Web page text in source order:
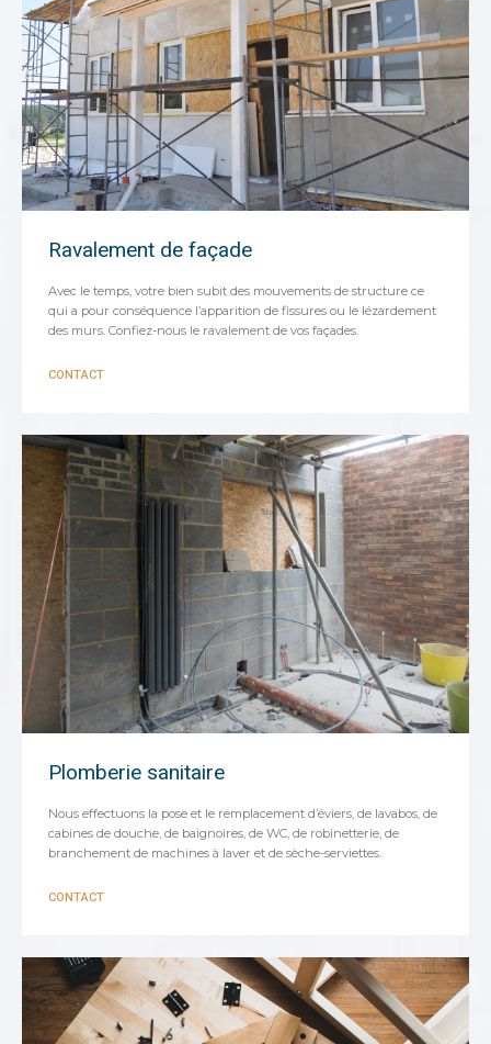
Ravalement de façade
Avec le temps, votre bien subit des mouvements de structure ce
qui a pour conséquence l’apparition de fissures ou le lézardement
des murs. Confiez-nous le ravalement de vos façades.
CONTACT
Plomberie sanitaire
Nous effectuons la pose et le remplacement d’éviers, de lavabos, de
cabines de douche, de baignoires, de WC, de robinetterie, de
branchement de machines à laver et de sèche-serviettes.
CONTACT